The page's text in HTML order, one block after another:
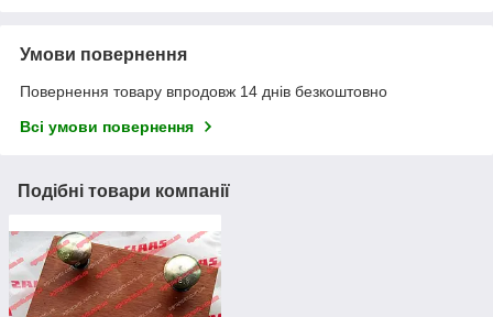
Умови повернення
Повернення товару впродовж 14 днів безкоштовно
Всі умови повернення
Подібні товари компанії